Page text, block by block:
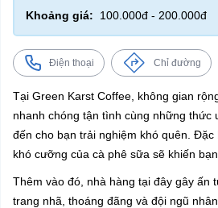
Khoảng giá: 100.000đ - 200.000đ
Điện thoại Chỉ đường
Tại Green Karst Coffee, không gian
nhanh chóng tận tình cùng những thức
đến cho bạn trải nghiệm khó quên.
khó cưỡng của cà phê sữa sẽ khiến bạn
Thêm vào đó, nhà hàng tại đây gây ấn
trang nhã, thoáng đãng và đội ngũ